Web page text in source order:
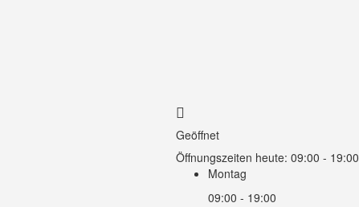
Geöffnet
Öffnungszeiten heute: 09:00 - 19:00
Montag
09:00 - 19:00